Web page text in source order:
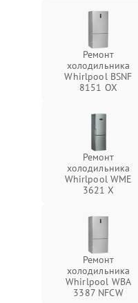
Ремонт
холодильника
Whirlpool BSNF
8151 OX
Ремонт
холодильника
Whirlpool WME
3621 X
Ремонт
холодильника
Whirlpool WBA
3387 NFCW